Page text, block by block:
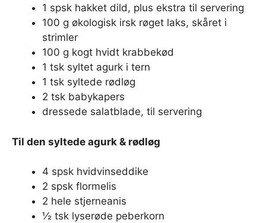
1 spsk hakket dild, plus ekstra til servering
100 g økologisk irsk røget laks, skåret i
strimler
100 g kogt hvidt krabbekød
1 tsk syltet agurk i tern
1 tsk syltede rødløg
2 tsk babykapers
dressede salatblade, til servering
Til den syltede agurk & rødløg
4 spsk hvidvinseddike
2 spsk flormelis
2 hele stjerneanis
½ tsk lyserøde peberkorn